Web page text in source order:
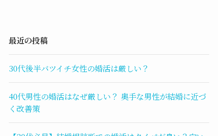
最近の投稿
30代後半バツイチ女性の婚活は厳しい？
40代男性の婚活はなぜ厳しい？ 奥手な男性が結婚に近づ
く改善策